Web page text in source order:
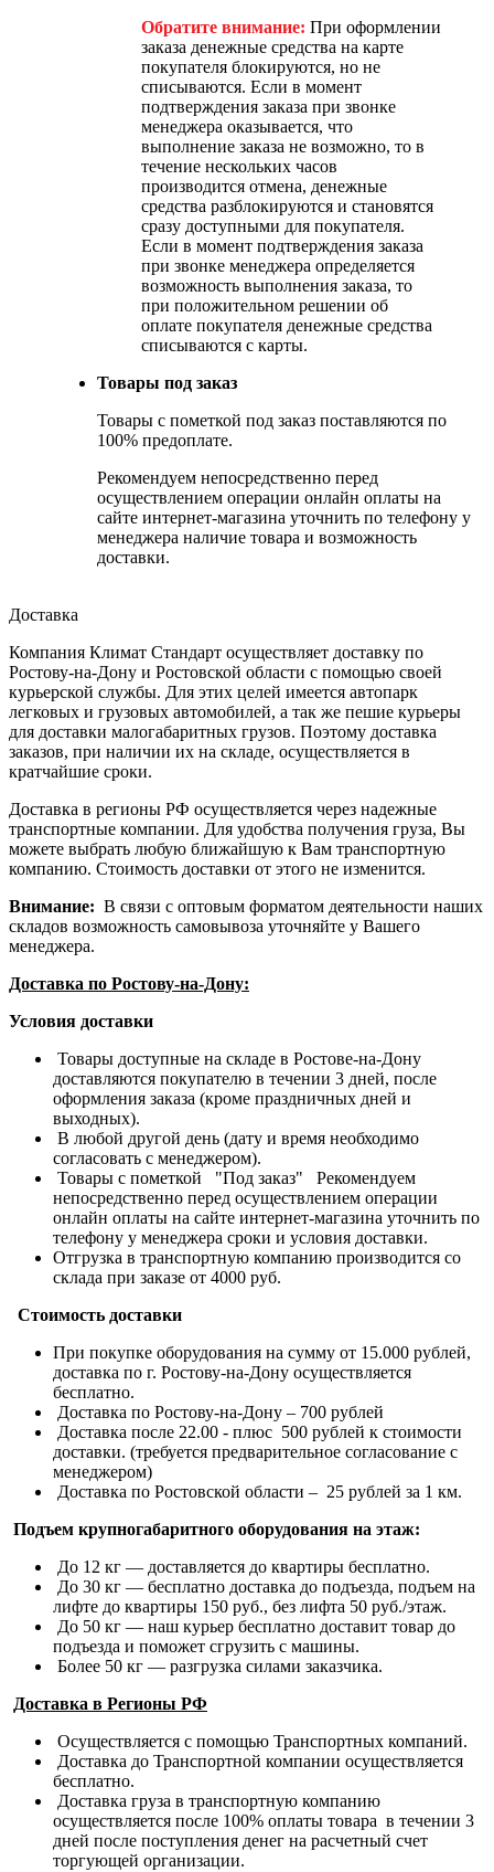
Обратите внимание: При оформлении
заказа денежные средства на карте
покупателя блокируются, но не
списываются. Если в момент
подтверждения заказа при звонке
менеджера оказывается, что
выполнение заказа не возможно, то в
течение нескольких часов
производится отмена, денежные
средства разблокируются и становятся
сразу доступными для покупателя.
Если в момент подтверждения заказа
при звонке менеджера определяется
возможность выполнения заказа, то
при положительном решении об
оплате покупателя денежные средства
списываются с карты.
Товары под заказ
Товары с пометкой под заказ поставляются по
100% предоплате.
Рекомендуем непосредственно перед
осуществлением операции онлайн оплаты на
сайте интернет-магазина уточнить по телефону у
менеджера наличие товара и возможность
доставки.
Доставка
Компания Климат Стандарт осуществляет доставку по
Ростову-на-Дону и Ростовской области с помощью своей
курьерской службы. Для этих целей имеется автопарк
легковых и грузовых автомобилей, а так же пешие курьеры
для доставки малогабаритных грузов. Поэтому доставка
заказов, при наличии их на складе, осуществляется в
кратчайшие сроки.
Доставка в регионы РФ осуществляется через надежные
транспортные компании. Для удобства получения груза, Вы
можете выбрать любую ближайшую к Вам транспортную
компанию. Стоимость доставки от этого не изменится.
Внимание: В связи с оптовым форматом деятельности наших
складов возможность самовывоза уточняйте у Вашего
менеджера.
Доставка по Ростову-на-Дону:
Условия доставки
Товары доступные на складе в Ростове-на-Дону
доставляются покупателю в течении 3 дней, после
оформления заказа (кроме праздничных дней и
выходных).
В любой другой день (дату и время необходимо
согласовать с менеджером).
Товары с пометкой "Под заказ" Рекомендуем
непосредственно перед осуществлением операции
онлайн оплаты на сайте интернет-магазина уточнить по
телефону у менеджера сроки и условия доставки.
Отгрузка в транспортную компанию производится со
склада при заказе от 4000 руб.
Стоимость доставки
При покупке оборудования на сумму от 15.000 рублей,
доставка по г. Ростову-на-Дону осуществляется
бесплатно.
Доставка по Ростову-на-Дону – 700 рублей
Доставка после 22.00 - плюс 500 рублей к стоимости
доставки. (требуется предварительное согласование с
менеджером)
Доставка по Ростовской области – 25 рублей за 1 км.
Подъем крупногабаритного оборудования на этаж:
До 12 кг — доставляется до квартиры бесплатно.
До 30 кг — бесплатно доставка до подъезда, подъем на
лифте до квартиры 150 руб., без лифта 50 руб./этаж.
До 50 кг — наш курьер бесплатно доставит товар до
подъезда и поможет сгрузить с машины.
Более 50 кг — разгрузка силами заказчика.
Доставка в Регионы РФ
Осуществляется с помощью Транспортных компаний.
Доставка до Транспортной компании осуществляется
бесплатно.
Доставка груза в транспортную компанию
осуществляется после 100% оплаты товара в течении 3
дней после поступления денег на расчетный счет
торгующей организации.